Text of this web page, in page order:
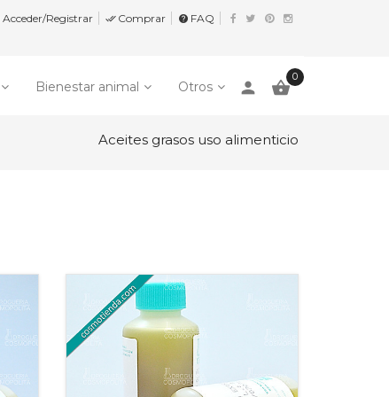
Acceder/Registrar  Comprar help FAQ
Bienestar animal Otros person 
0
Aceites grasos uso alimenticio